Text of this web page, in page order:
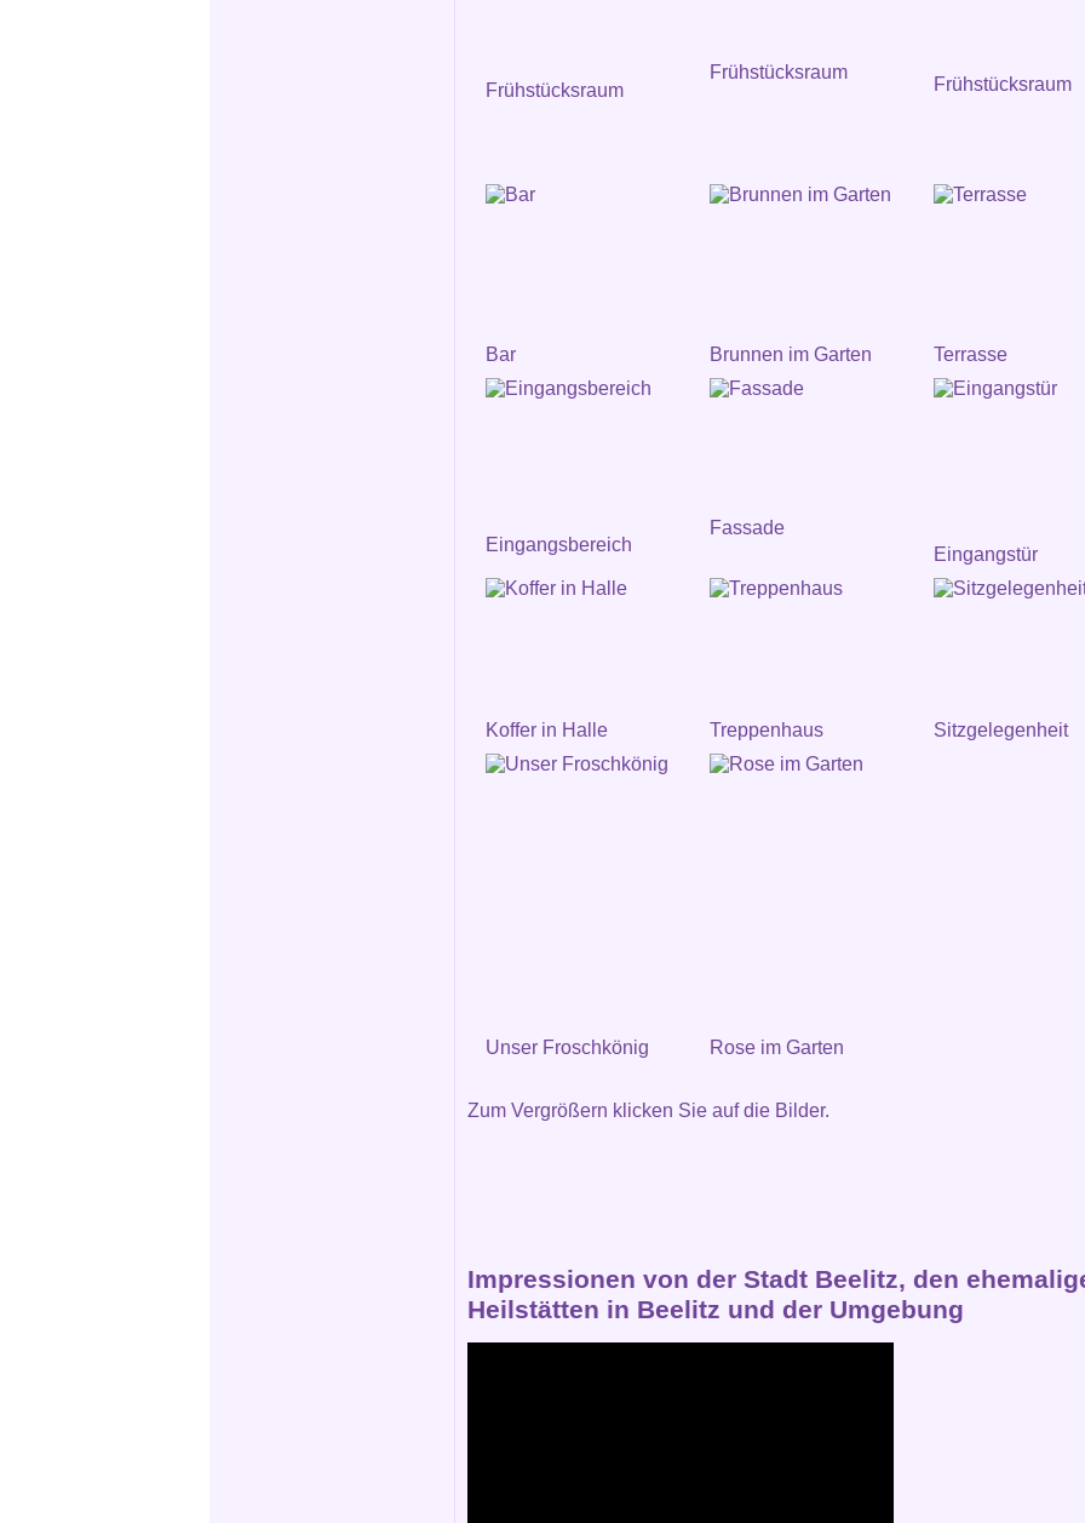
Frühstücksraum
Frühstücksraum
Frühstücksraum
Bar Brunnen im Garten Terrasse
Eingangsbereich
Fassade
Eingangstür
Koffer in Halle Treppenhaus Sitzgelegenheit
Unser Froschkönig Rose im Garten
Zum Vergrößern klicken Sie auf die Bilder.
Impressionen von der Stadt Beelitz, den
Heilstätten in Beelitz und der Umgebung